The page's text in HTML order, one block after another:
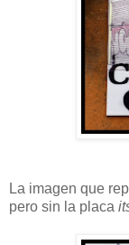
La imagen que
pero sin la placa